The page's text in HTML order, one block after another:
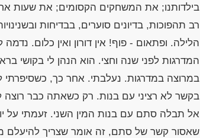
בילדותנו; את המשחקים הקסומים; את שעות
רב תהפוכות, בדיונים סוערים, בבדיחות
הלילה. ופתאום - פוף! אין דורון ואין כלום.
המדרגות לפני שנה וחצי. הוא הנהן לי בקושי
במרוצה במדרגות. נעלבתי. אחר כך, כשסיפרתי
בקשר לא רציני עם בנות. רק כשאתה כבר רוצה
אל תבלה סתם עם בנות המין השני. זעמתי על
שאסור קשר של סתם, זה אומר שצריך להיעלם